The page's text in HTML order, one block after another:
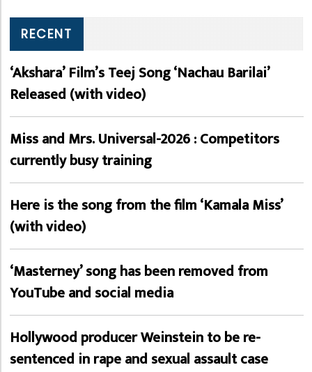
RECENT
‘Akshara’ Film’s Teej Song ‘Nachau Barilai’
Released (with video)
Miss and Mrs. Universal-2026 : Competitors
currently busy training
Here is the song from the film ‘Kamala Miss’
(with video)
‘Masterney’ song has been removed from
YouTube and social media
Hollywood producer Weinstein to be re-
sentenced in rape and sexual assault case